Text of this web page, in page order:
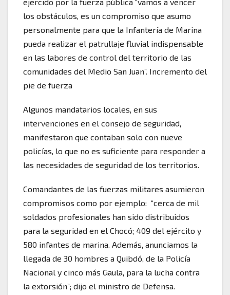
los obstáculos, es un compromiso que asumo
personalmente para que la Infantería de Marina
pueda realizar el patrullaje fluvial indispensable
en las labores de control del territorio de las
comunidades del Medio San Juan”. Incremento del
pie de fuerza
Algunos mandatarios locales, en sus
intervenciones en el consejo de seguridad,
manifestaron que contaban solo con nueve
policías, lo que no es suficiente para responder a
las necesidades de seguridad de los territorios.
Comandantes de las fuerzas militares asumieron
compromisos como por ejemplo: “cerca de mil
soldados profesionales han sido distribuidos
para la seguridad en el Chocó; 409 del ejército y
580 infantes de marina. Además, anunciamos la
llegada de 30 hombres a Quibdó, de la Policía
Nacional y cinco más Gaula, para la lucha contra
la extorsión”; dijo el ministro de Defensa.